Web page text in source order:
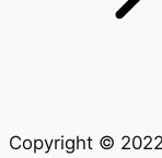
Copyright ©